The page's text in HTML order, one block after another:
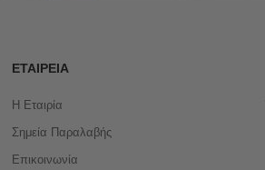
ΕΤΑΙΡΕΊΑ
Η Εταιρία
Σημεία Παραλαβής
Επικοινωνία